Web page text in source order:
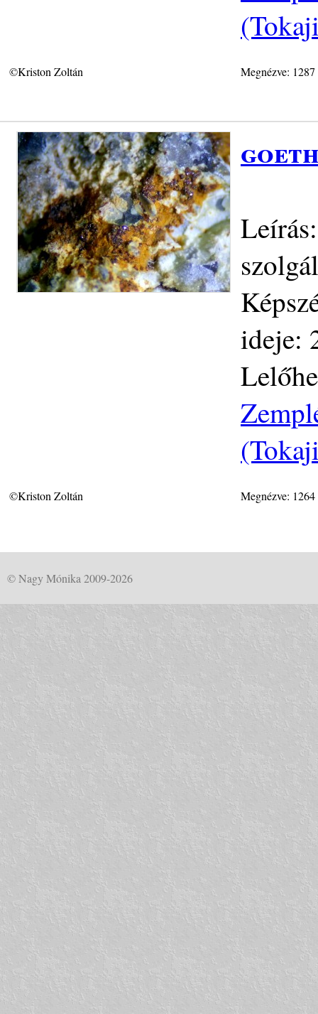
©Kriston Zoltán Megnézve:
ideje:
©Kriston Zoltán Megnézve:
© Nagy Mónika 2009-2026